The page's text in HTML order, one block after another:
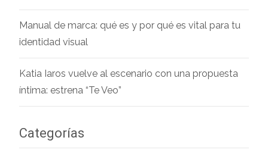
Manual de marca: qué es y por qué es vital para tu
identidad visual
Katia Iaros vuelve al escenario con una propuesta
íntima: estrena “Te Veo”
Categorías